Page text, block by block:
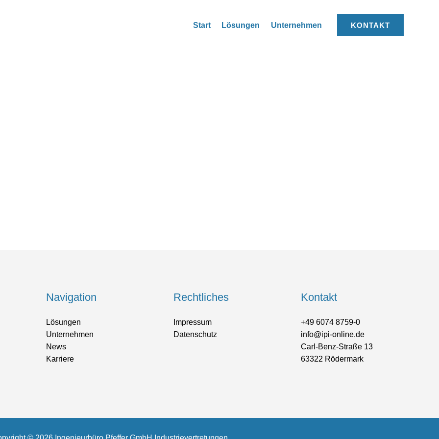
Start Lösungen Unternehmen KONTAKT
Navigation
Lösungen
Unternehmen
News
Karriere
Rechtliches
Impressum
Datenschutz
Kontakt
+49 6074 8759-0
info@ipi-online.de
Carl-Benz-Straße 13
63322 Rödermark